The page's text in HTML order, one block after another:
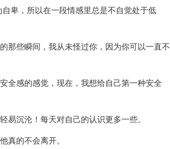
卑，所以在一段情感里总是不自觉处于低
那些瞬间，我从未怪过你，因为你可以一直不
全感的感觉，现在，我想给自己第一种安全
易沉沦！每天对自己的认识更多一些。
真的不会离开。